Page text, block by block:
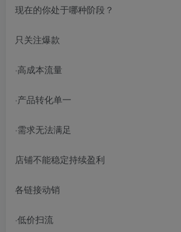
现在的你处于哪种阶段？
只关注爆款
·高成本流量
·产品转化单一
·需求无法满足
店铺不能稳定持续盈利
各链接动销
·低价扫流